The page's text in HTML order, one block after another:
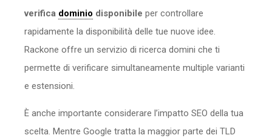
verifica dominio disponibile per controllare
rapidamente la disponibilità delle tue nuove idee.
Rackone offre un servizio di ricerca domini che ti
permette di verificare simultaneamente multiple varianti
e estensioni.
È anche importante considerare l’impatto SEO della tua
scelta. Mentre Google tratta la maggior parte dei TLD